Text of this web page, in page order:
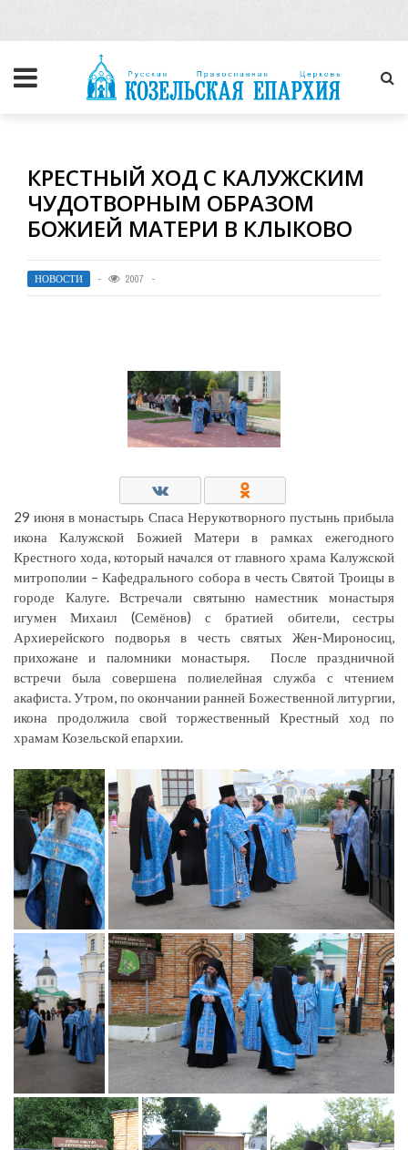
КРЕСТНЫЙ ХОД С КАЛУЖСКИМ
ЧУДОТВОРНЫМ ОБРАЗОМ
БОЖИЕЙ МАТЕРИ В КЛЫКОВО
НОВОСТИ 2007
29 июня в монастырь Спаса Нерукотворного пустынь прибыла
икона Калужской Божией Матери в рамках ежегодного
Крестного хода, который начался от главного храма Калужской
митрополии – Кафедрального собора в честь Святой Троицы в
городе Калуге. Встречали святыню наместник монастыря
игумен Михаил (Семёнов) с братией обители, сестры
Архиерейского подворья в честь святых Жен-Мироносиц,
прихожане и паломники монастыря. После праздничной
встречи была совершена полиелейная служба с чтением
акафиста. Утром, по окончании ранней Божественной литургии,
икона продолжила свой торжественный Крестный ход по
храмам Козельской епархии.